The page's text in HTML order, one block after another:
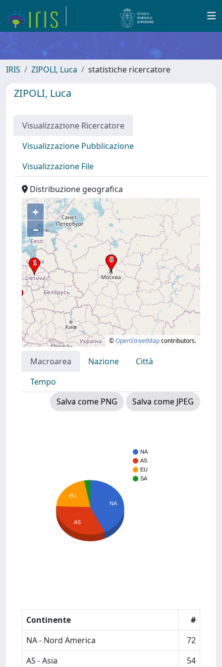
IRIS ZIPOLI, Luca statistiche ricercatore
ZIPOLI, Luca
Visualizzazione Ricercatore
Visualizzazione Pubblicazione
Visualizzazione File
Distribuzione geografica
+
–
©OpenStreetMapcontributors.
Macroarea Nazione
Città
Tempo
Salva come PNG
Salva come JPEG
NA
AS
EU
SA
NA
EU
AS
Continente
#
NA - Nord America
72
AS - Asia
54